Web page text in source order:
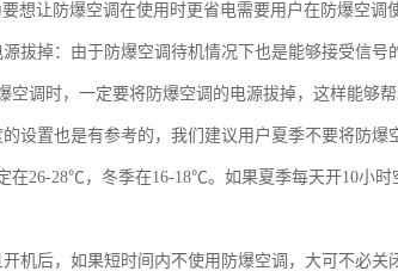
想让防爆空调在使用时更省电需要用户在防爆空调
拔掉：由于防爆空调待机情况下也是能够接受信号
空调时，一定要将防爆空调的电源拔掉，这样能够
设置也是有参考的，我们建议用户夏季不要将防
在26-28℃，冬季在16-18℃。如果夏季每天开10小
机后，如果短时间内不使用防爆空调，大可不必